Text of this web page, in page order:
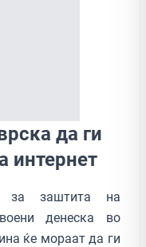
да ги
интернет
за заштита на
денеска во
ќе мораат да ги